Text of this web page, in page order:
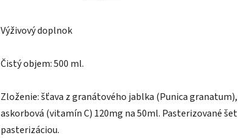
Výživový doplnok
Čistý objem: 500 ml.
Zloženie: šťava z granátového jablka (Punica
askorbová (vitamín C) 120mg na 50ml. Pasterizované
pasterizáciou.